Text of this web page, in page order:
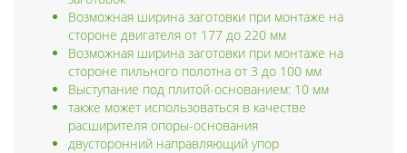
Возможная ширина заготовки при монтаже на
стороне двигателя от 177 до 220 мм
Возможная ширина заготовки при монтаже на
стороне пильного полотна от 3 до 100 мм
Выступание под плитой-основанием: 10 мм
также может использоваться в качестве
расширителя опоры-основания
двусторонний направляющий упор